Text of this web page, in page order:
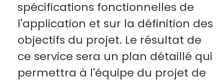
spécifications fonctionnelles de
l'application et sur la définition des
objectifs du projet. Le résultat de
ce service sera un plan détaillé qui
permettra à l'équipe du projet de